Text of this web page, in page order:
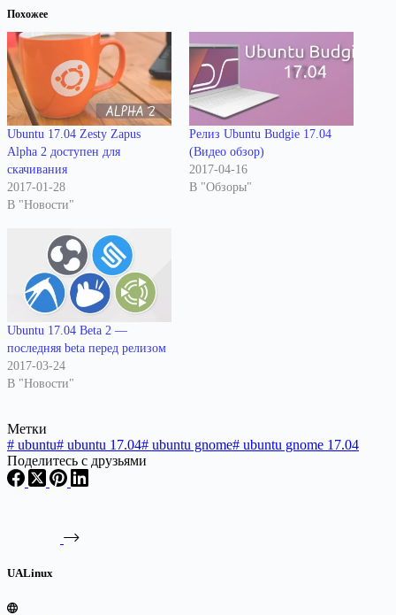
Похожее
Ubuntu 17.04 Zesty Zapus
Alpha 2 доступен для
скачивания
2017-01-28
В "Новости"
Релиз Ubuntu Budgie 17.04
(Видео обзор)
2017-04-16
В "Обзоры"
Ubuntu 17.04 Beta 2 —
последняя beta перед релизом
2017-03-24
В "Новости"
Метки
# ubuntu# ubuntu 17.04# ubuntu gnome# ubuntu gnome 17.04
Поделитесь с друзьями
UALinux